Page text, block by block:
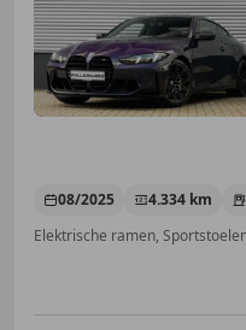
08/2025 4.334 km